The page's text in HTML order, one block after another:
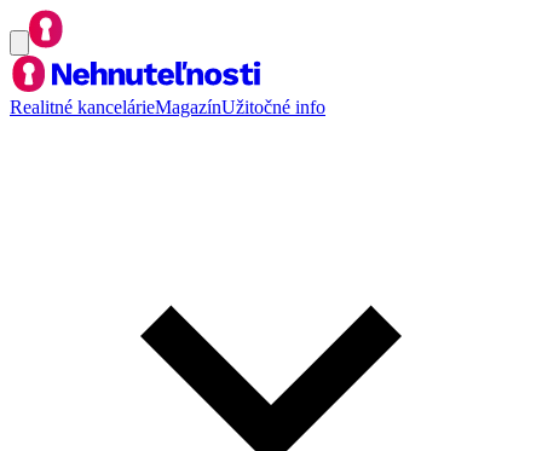
Realitné kancelárieMagazínUžitočné info